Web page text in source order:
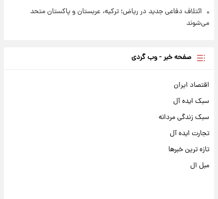
ائتلاف دفاعی جدید در ریاض؛ ترکیه، عربستان و پاکستان متحد
می‌شوند
صفحه خبر - وب گردی
اقتصاد ایران
سبک ایده آل
سبک زندگی مردانه
تجارت ایده آل
تازه ترین خبرها
مبل ال